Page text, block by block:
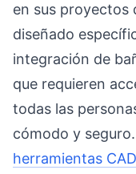
en sus proyectos
diseñado
integración de
que requieren
todas las
cómodo y
herramientas